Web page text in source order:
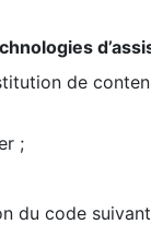
de
;
du code